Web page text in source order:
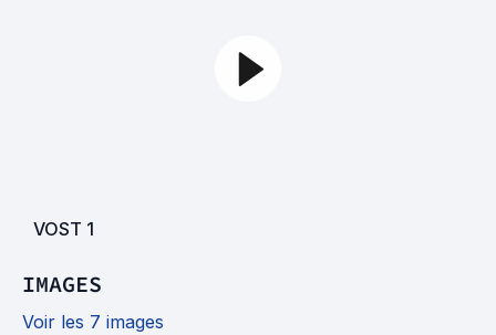
VOST 1
IMAGES
Voir les 7 images